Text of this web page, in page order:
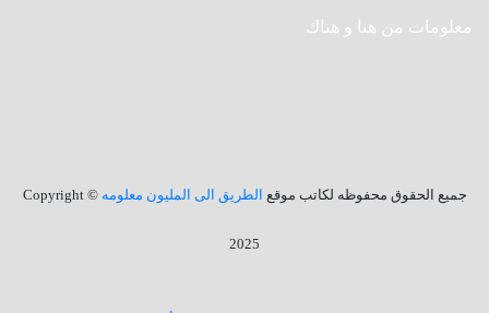
معلومات من هنا و هناك
جميع الحقوق محفوظه لكاتب موقع الطريق الى المليون معلومه © Copyright
2025